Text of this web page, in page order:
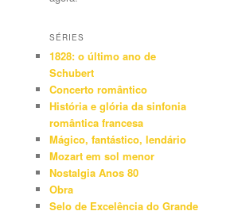
SÉRIES
1828: o último ano de
Schubert
Concerto romântico
História e glória da sinfonia
romântica francesa
Mágico, fantástico, lendário
Mozart em sol menor
Nostalgia Anos 80
Obra
Selo de Excelência do Grande